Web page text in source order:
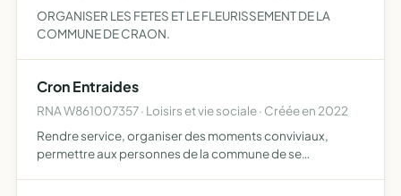
ORGANISER LES FETES ET LE FLEURISSEMENT DE LA
COMMUNE DE CRAON.
Cron Entraides
RNA W861007357 · Loisirs et vie sociale · Créée en 2022
Rendre service, organiser des moments conviviaux,
permettre aux personnes de la commune de se